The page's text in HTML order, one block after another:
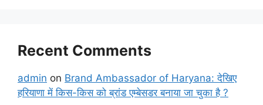
Recent Comments
admin on Brand Ambassador of Haryana: देखिए
हरियाणा में किस-किस को ब्रांड एम्बेसडर बनाया जा चुका है ?